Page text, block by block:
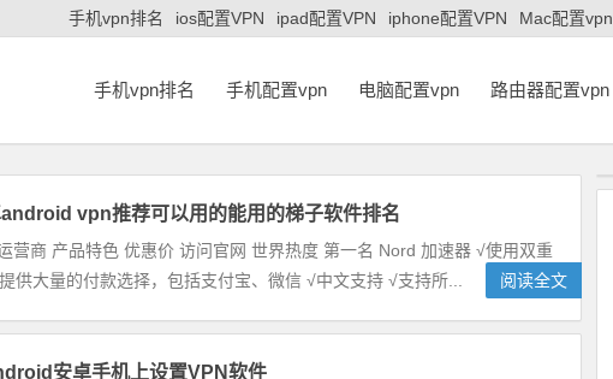
手机vpn排名 ios配置VPN ipad配置VPN iphone配置VPN Mac配置vpn
手机vpn排名 手机配置vpn 电脑配置vpn 路由器配置vpn
vpn推荐可以用的能用的梯子软件排名
营商 产品特色 优惠价 访问官网 世界热度 第一名 Nord 加速器 √使用双重
大量的付款选择，包括支付宝、微信 √中文支持 √支持所...
阅读全文
安卓手机上设置VPN软件